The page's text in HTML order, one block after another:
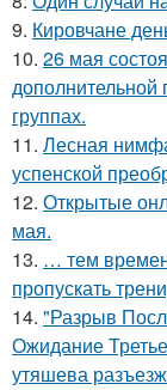
9. Кировчане
10. 26 мая
дополнительной
группах.
11. Лесная
успенской
12. Открытые
мая.
13. … тем
пропускать
14. "Разрыв
Ожидание
утяшева